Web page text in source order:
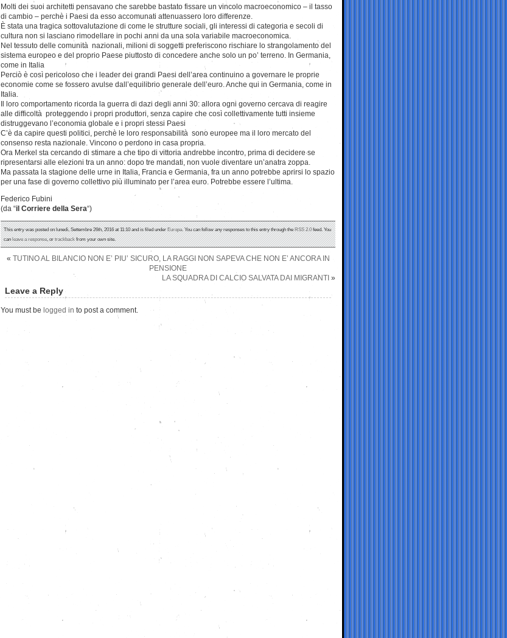
Molti dei suoi architetti pensavano che sarebbe bastato fissare un vincolo macroeconomico – il tasso
di cambio – perchè i Paesi da esso accomunati attenuassero loro differenze.
È stata una tragica sottovalutazione di come le strutture sociali, gli interessi di categoria e secoli di
cultura non si lasciano rimodellare in pochi anni da una sola variabile macroeconomica.
Nel tessuto delle comunità nazionali, milioni di soggetti preferiscono rischiare lo strangolamento del
sistema europeo e del proprio Paese piuttosto di concedere anche solo un po’ terreno. In Germania,
come in Italia
Perciò è così pericoloso che i leader dei grandi Paesi dell’area continuino a governare le proprie
economie come se fossero avulse dall’equilibrio generale dell’euro. Anche qui in Germania, come in
Italia.
Il loro comportamento ricorda la guerra di dazi degli anni 30: allora ogni governo cercava di reagire
alle difficoltà proteggendo i propri produttori, senza capire che così collettivamente tutti insieme
distruggevano l’economia globale e i propri stessi Paesi
C’è da capire questi politici, perchè le loro responsabilità sono europee ma il loro mercato del
consenso resta nazionale. Vincono o perdono in casa propria.
Ora Merkel sta cercando di stimare a che tipo di vittoria andrebbe incontro, prima di decidere se
ripresentarsi alle elezioni tra un anno: dopo tre mandati, non vuole diventare un’anatra zoppa.
Ma passata la stagione delle urne in Italia, Francia e Germania, fra un anno potrebbe aprirsi lo spazio
per una fase di governo collettivo più illuminato per l’area euro. Potrebbe essere l’ultima.
Federico Fubini
(da “il Corriere della Sera“)
This entry was posted on lunedì, Settembre 26th, 2016 at 11:10 and is filed underEuropa. You can follow any responses to this entry through theRSS 2.0feed. You
canleave a response, ortrackbackfrom your own site.
« TUTINO AL BILANCIO NON E’ PIU’ SICURO, LA RAGGI NON SAPEVA CHE NON E’ ANCORA IN
PENSIONE
LA SQUADRA DI CALCIO SALVATA DAI MIGRANTI »
Leave a Reply
You must be logged in to post a comment.